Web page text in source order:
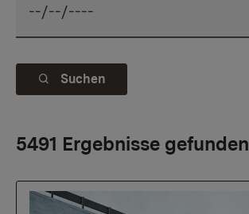
Suchen
5491 Ergebnisse gefunden